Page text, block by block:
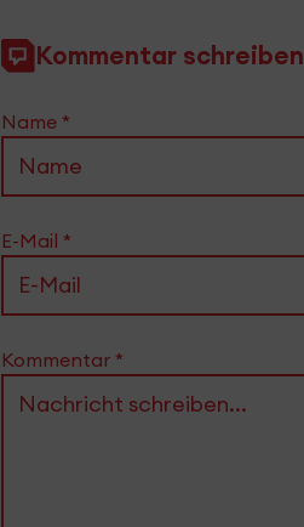
Kommentar schreiben
Name *
E-Mail *
Kommentar *